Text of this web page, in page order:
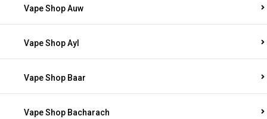
Vape Shop Auw
Vape Shop Ayl
Vape Shop Baar
Vape Shop Bacharach